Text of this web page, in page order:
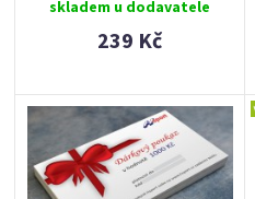
skladem u dodavatele
239 Kč